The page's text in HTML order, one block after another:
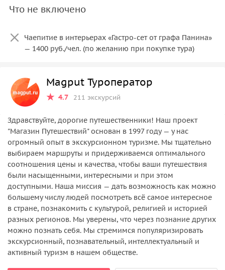
Что не включено
Чаепитие в интерьерах «Гастро-сет от графа Панина»
— 1400 руб./чел. (по желанию при покупке тура)
Magput Туроператор
4.7 211 экскурсий
Здравствуйте, дорогие путешественники! Наш проект
"Магазин Путешествий" основан в 1997 году — у нас
огромный опыт в экскурсионном туризме. Мы тщательно
выбираем маршруты и придерживаемся оптимального
соотношения цены и качества, чтобы ваши путешествия
были насыщенными, интересными и при этом
доступными. Наша миссия — дать возможность как можно
большему числу людей посмотреть всё самое интересное
в стране, познакомить с культурой, религией и историей
разных регионов. Мы уверены, что через познание других
можно познать себя. Мы стремимся популяризировать
экскурсионный, познавательный, интеллектуальный и
активный туризм в нашем обществе.